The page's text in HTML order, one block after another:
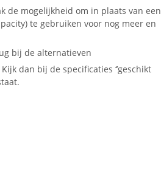
de mogelijkheid om in plaats van een
te gebruiken voor nog meer en
bij de alternatieven
dan bij de specificaties ‘’geschikt